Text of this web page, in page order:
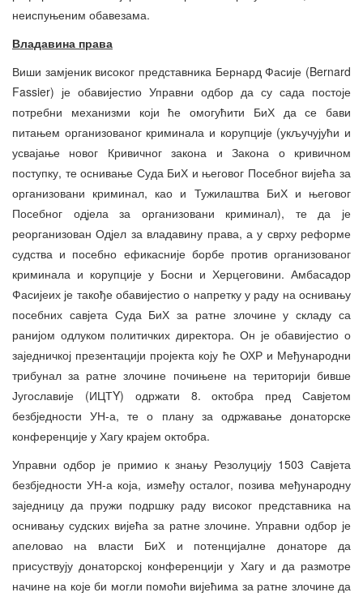
неиспуњеним обавезама.
Владавина права
Виши замјеник високог представника Бернард Фасије (Bernard
Fassier) је обавијестио Управни одбор да су сада постоје
потребни механизми који ће омогућити БиХ да се бави
питањем организованог криминала и корупције (укључујући и
усвајање новог Кривичног закона и Закона о кривичном
поступку, те оснивање Суда БиХ и његовог Посебног вијећа за
организовани криминал, као и Тужилаштва БиХ и његовог
Посебног одјела за организовани криминал), те да је
реорганизован Одјел за владавину права, а у сврху реформе
судства и посебно ефикасније борбе против организованог
криминала и корупције у Босни и Херцеговини. Амбасадор
Фасијеих је такође обавијестио о напретку у раду на оснивању
посебних савјета Суда БиХ за ратне злочине у складу са
ранијом одлуком политичких директора. Он је обавијестио о
заједничкој презентацији пројекта коју ће ОХР и Међународни
трибунал за ратне злочине почињене на територији бивше
Југославије (ИЦТY) одржати 8. октобра пред Савјетом
безбједности УН-а, те о плану за одржавање донаторске
конференције у Хагу крајем октобра.
Управни одбор је примио к знању Резолуцију 1503 Савјета
безбједности УН-а која, између осталог, позива међународну
заједницу да пружи подршку раду високог представника на
оснивању судских вијећа за ратне злочине. Управни одбор је
апеловао на власти БиХ и потенцијалне донаторе да
присуствују донаторској конференцији у Хагу и да размотре
начине на које би могли помоћи вијећима за ратне злочине да